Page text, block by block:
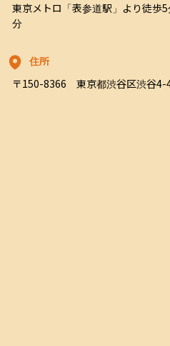
東京メトロ「表参道駅」より徒歩
分
住所
〒150-8366　東京都渋谷区渋谷4-